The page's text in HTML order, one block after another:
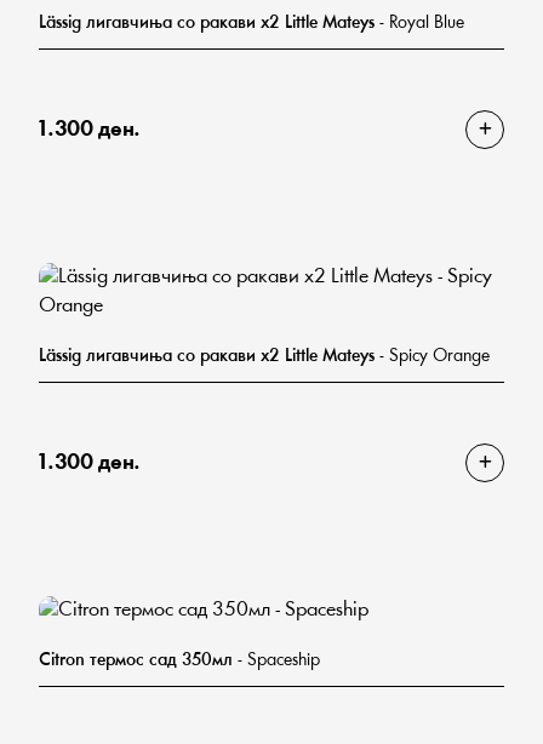
Lässig лигавчиња со ракави х2 Little Mateys - Royal Blue
1.300 ден.
Lässig лигавчиња со ракави х2 Little Mateys - Spicy Orange
1.300 ден.
Citron термос сад 350мл - Spaceship